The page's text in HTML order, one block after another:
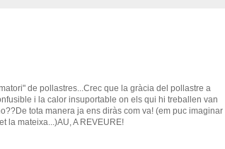
de pollastres...Crec que la gràcia del pollastre a
i la calor insuportable on els qui hi treballen van
tota manera ja ens diràs com va! (em puc imaginar
la mateixa...)AU, A REVEURE!